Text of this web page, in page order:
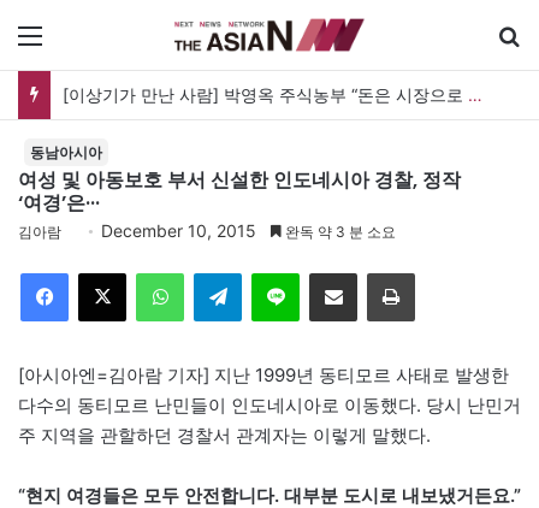
[이상기가 만난 사람] 박영옥 주식농부 “돈은 시장으로 갔지만, 투자는 사라지고 거래만 남았다”
동남아시아
여성 및 아동보호 부서 신설한 인도네시아 경찰, 정작
‘여경’은···
김아람 December 10, 2015 완독 약 3 분 소요
Telegram 이메일
[아시아엔=김아람 기자] 지난 1999년 동티모르 사태로 발생한
다수의 동티모르 난민들이 인도네시아로 이동했다. 당시 난민거
주 지역을 관할하던 경찰서 관계자는 이렇게 말했다.
“현지 여경들은 모두 안전합니다. 대부분 도시로 내보냈거든요.”